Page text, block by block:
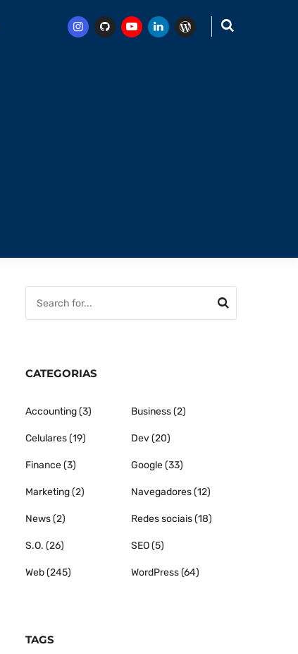
Instagram
GithubYoutubeLinkedinWordPress
CATEGORIAS
Accounting(3) Business(2)
Celulares(19) Dev(20)
Finance(3) Google(33)
Marketing(2) Navegadores(12)
News(2) Redes sociais(18)
S.O. (26) SEO(5)
Web(245) WordPress(64)
TAGS